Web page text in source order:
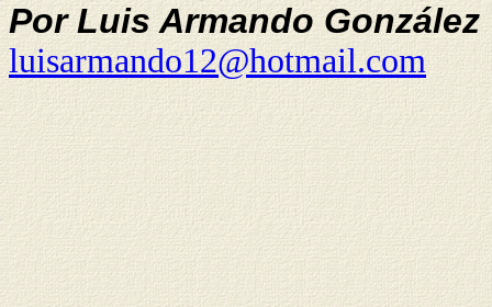
Por Luis Armando González
luisarmando12@hotmail.com